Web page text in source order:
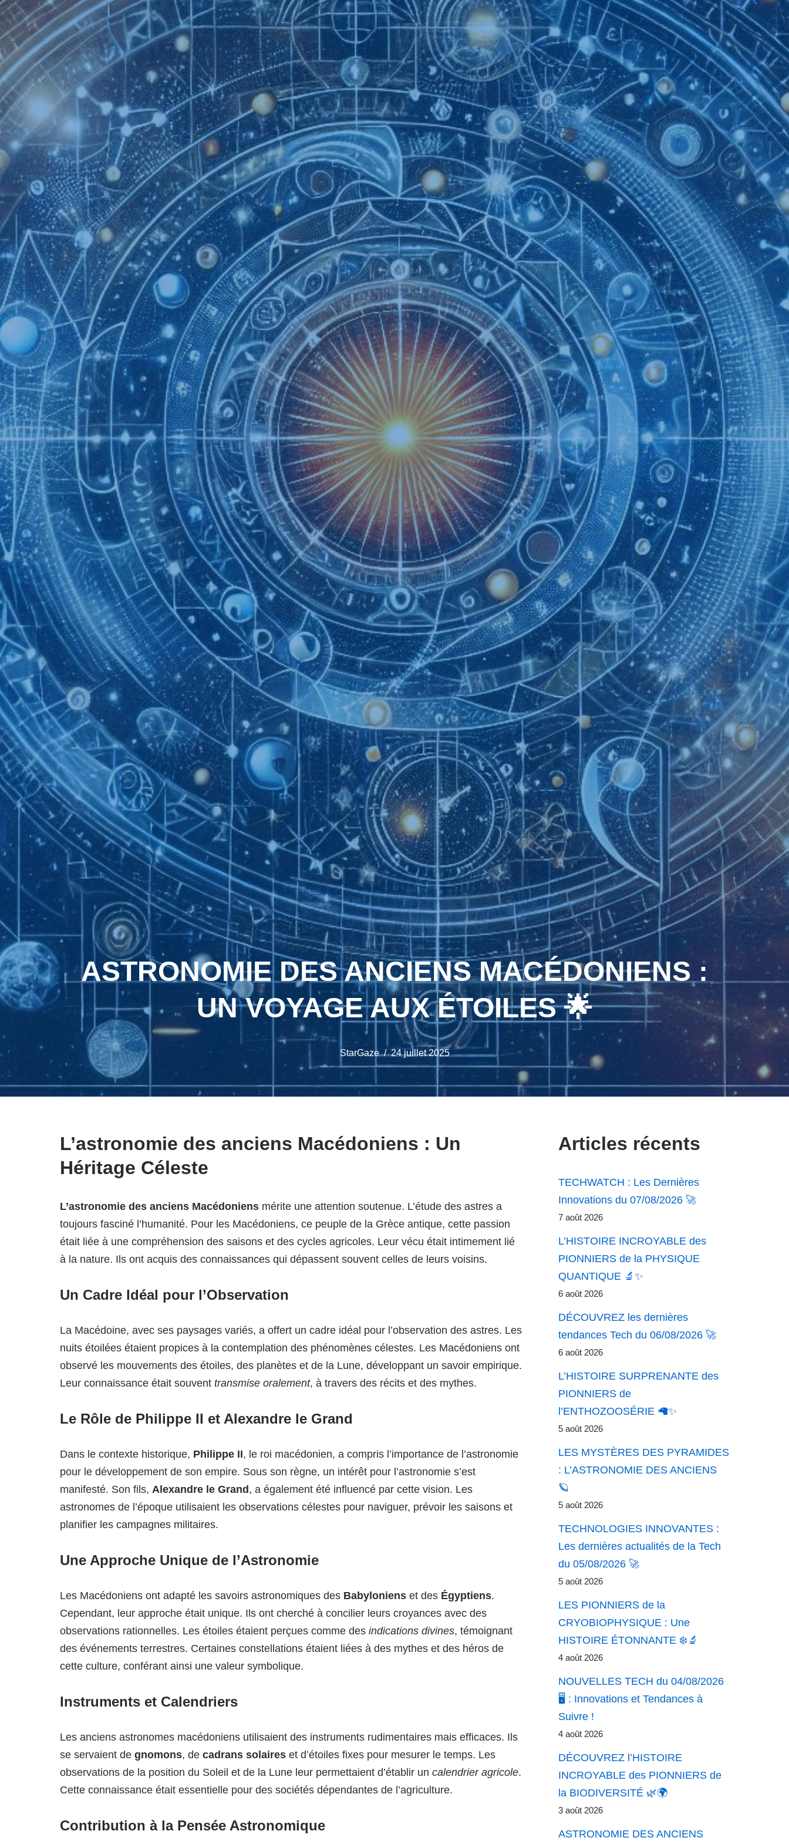
ASTRONOMIE DES ANCIENS MACÉDONIENS :
UN VOYAGE AUX ÉTOILES 🌟
StarGaze 24 juillet 2025
L’astronomie des anciens Macédoniens : Un
Héritage Céleste
L’astronomie des anciens Macédoniens mérite une attention soutenue. L’étude des astres a
toujours fasciné l’humanité. Pour les Macédoniens, ce peuple de la Grèce antique, cette passion
était liée à une compréhension des saisons et des cycles agricoles. Leur vécu était intimement lié
à la nature. Ils ont acquis des connaissances qui dépassent souvent celles de leurs voisins.
Un Cadre Idéal pour l’Observation
La Macédoine, avec ses paysages variés, a offert un cadre idéal pour l’observation des astres. Les
nuits étoilées étaient propices à la contemplation des phénomènes célestes. Les Macédoniens ont
observé les mouvements des étoiles, des planètes et de la Lune, développant un savoir empirique.
Leur connaissance était souvent transmise oralement, à travers des récits et des mythes.
Le Rôle de Philippe II et Alexandre le Grand
Dans le contexte historique, Philippe II, le roi macédonien, a compris l’importance de l’astronomie
pour le développement de son empire. Sous son règne, un intérêt pour l’astronomie s’est
manifesté. Son fils, Alexandre le Grand , a également été influencé par cette vision. Les
astronomes de l’époque utilisaient les observations célestes pour naviguer, prévoir les saisons et
planifier les campagnes militaires.
Une Approche Unique de l’Astronomie
Les Macédoniens ont adapté les savoirs astronomiques des Babyloniens et des Égyptiens.
Cependant, leur approche était unique. Ils ont cherché à concilier leurs croyances avec des
observations rationnelles. Les étoiles étaient perçues comme des indications divines, témoignant
des événements terrestres. Certaines constellations étaient liées à des mythes et des héros de
cette culture, conférant ainsi une valeur symbolique.
Instruments et Calendriers
Les anciens astronomes macédoniens utilisaient des instruments rudimentaires mais efficaces. Ils
se servaient de gnomons, de cadrans solaires et d’étoiles fixes pour mesurer le temps. Les
observations de la position du Soleil et de la Lune leur permettaient d’établir un calendrier agricole.
Cette connaissance était essentielle pour des sociétés dépendantes de l’agriculture.
Contribution à la Pensée Astronomique
Articles récents
TECHWATCH : Les Dernières
Innovations du 07/08/2026 🚀
7 août 2026
L’HISTOIRE INCROYABLE des
PIONNIERS de la PHYSIQUE
QUANTIQUE 🔬✨
6 août 2026
DÉCOUVREZ les dernières
tendances Tech du 06/08/2026 🚀
6 août 2026
L’HISTOIRE SURPRENANTE des
PIONNIERS de
l’ENTHOZOOSÉRIE 🦙✨
5 août 2026
LES MYSTÈRES DES PYRAMIDES
: L’ASTRONOMIE DES ANCIENS
🪐
5 août 2026
TECHNOLOGIES INNOVANTES :
Les dernières actualités de la Tech
du 05/08/2026 🚀
5 août 2026
LES PIONNIERS de la
CRYOBIOPHYSIQUE : Une
HISTOIRE ÉTONNANTE ❄️🔬
4 août 2026
NOUVELLES TECH du 04/08/2026
🖥️ : Innovations et Tendances à
Suivre !
4 août 2026
DÉCOUVREZ l’HISTOIRE
INCROYABLE des PIONNIERS de
la BIODIVERSITÉ 🌿🌍
3 août 2026
ASTRONOMIE DES ANCIENS